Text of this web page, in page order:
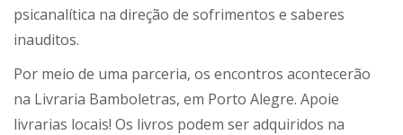
psicanalítica na direção de sofrimentos e saberes
inauditos.
Por meio de uma parceria, os encontros acontecerão
na Livraria Bamboletras, em Porto Alegre. Apoie
livrarias locais! Os livros podem ser adquiridos na